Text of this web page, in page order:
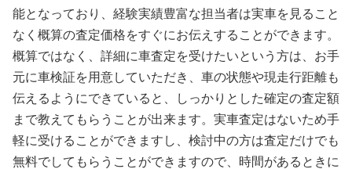
能となっており、経験実績豊富な担当者は実車を見ること
なく概算の査定価格をすぐにお伝えすることができます。
概算ではなく、詳細に車査定を受けたいという方は、お手
元に車検証を用意していただき、車の状態や現走行距離も
伝えるようにできていると、しっかりとした確定の査定額
まで教えてもらうことが出来ます。実車査定はないため手
軽に受けることができますし、検討中の方は査定だけでも
無料でしてもらうことができますので、時間があるときに